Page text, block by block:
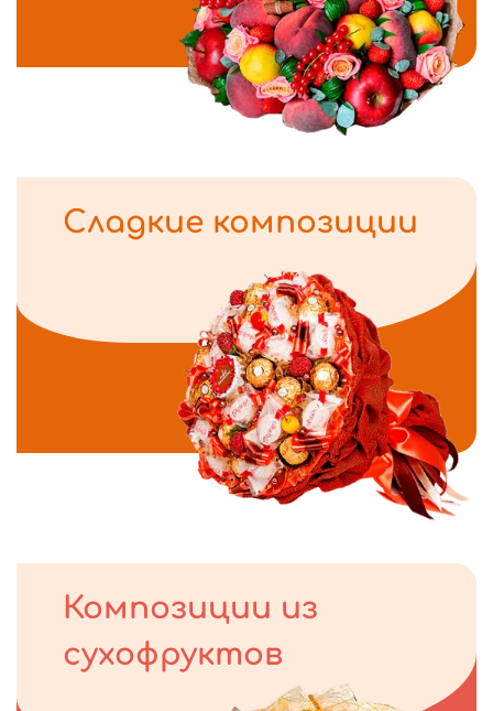
Сладкие композиции
Композиции из
сухофруктов